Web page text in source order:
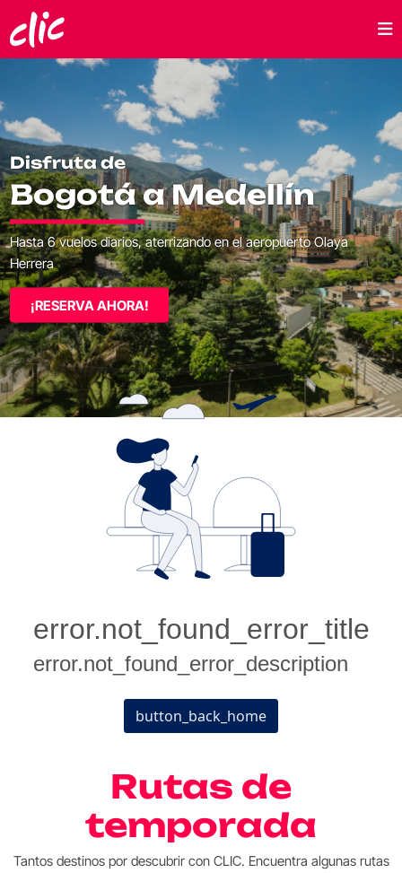
Disfruta de
Bogotá a Medellín
Hasta 6 vuelos diarios, aterrizando en el aeropuerto Olaya
Herrera
¡RESERVA AHORA!
Rutas de
temporada
Tantos destinos por descubrir con CLIC. Encuentra algunas rutas